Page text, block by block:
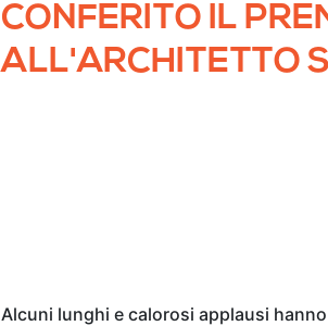
CONFERITO IL
ALL'ARCHITETTO
Alcuni lunghi e calorosi applausi